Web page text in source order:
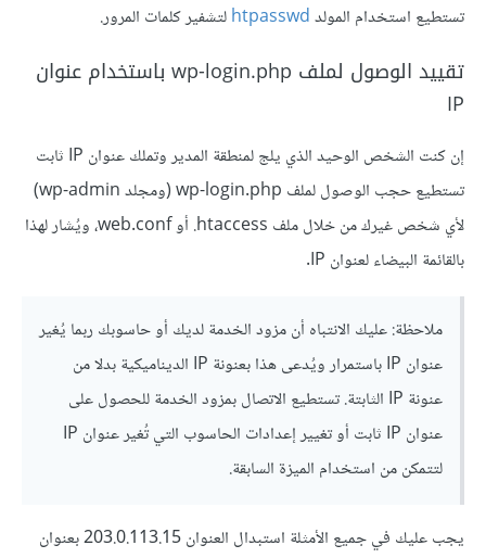
تستطيع استخدام المولدhtpasswdلتشفير كلمات المرور.
تقييد الوصول لملف wp-login.php باستخدام عنوان
IP
إن كنت الشخص الوحيد الذي يلج لمنطقة المدير وتملك عنوان IP ثابت
تستطيع حجب الوصول لملف wp-login.php (ومجلد wp-admin)
لأي شخص غيرك من خلال ملف ‎.htaccess أو web.conf، ويُشار لهذا
بالقائمة البيضاء لعنوان IP.
ملاحظة: عليك الانتباه أن مزود الخدمة لديك أو حاسوبك ربما يُغير
عنوان IP باستمرار ويُدعى هذا بعنونة IP الديناميكية بدلا من
عنونة IP الثابتة. تستطيع الاتصال بمزود الخدمة للحصول على
عنوان IP ثابت أو تغيير إعدادات الحاسوب التي تُغير عنوان IP
لتتمكن من استخدام الميزة السابقة.
يجب عليك في جميع الأمثلة استبدال العنوان 203.0.113.15 بعنوان